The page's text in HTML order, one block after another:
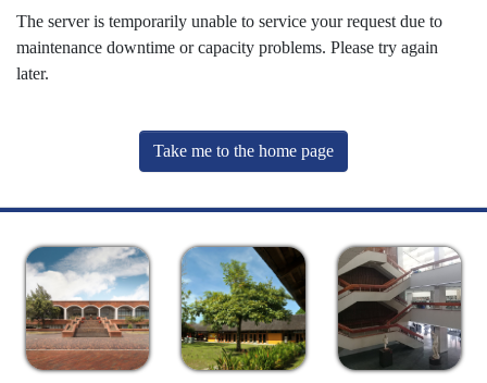
The server is temporarily unable to service your request due to
maintenance downtime or capacity problems. Please try again
later.
Take me to the home page